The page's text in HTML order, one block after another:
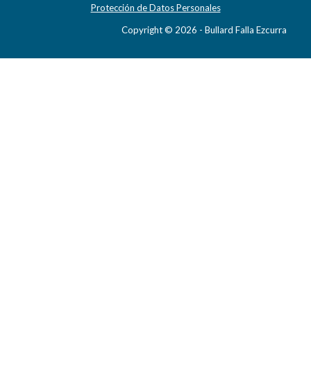
Protección de Datos Personales
Copyright © 2026 - Bullard Falla Ezcurra